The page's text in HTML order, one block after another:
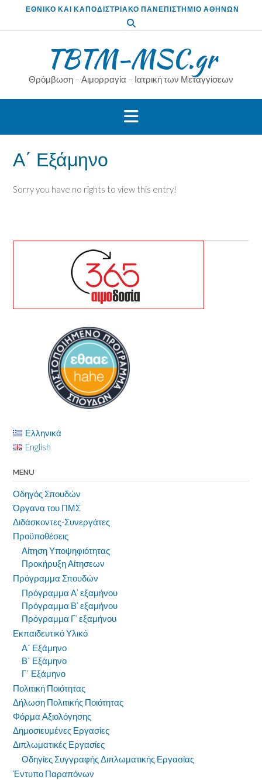
content
ΕΘΝΙΚΟ ΚΑΙ ΚΑΠΟΔΙΣΤΡΙΑΚΟ ΠΑΝΕΠΙΣΤΗΜΙΟ ΑΘΗΝΩΝ
TBTM-MSC.gr
Θρόμβωση – Αιμορραγία – Ιατρική των Μεταγγίσεων
Α΄ Εξάμηνο
Sorry you have no rights to view this entry!
Ελληνικά
English
MENU
Οδηγός Σπουδών
Όργανα του ΠΜΣ
Διδάσκοντες-Συνεργάτες
Προϋποθέσεις
Αίτηση Υποψηφιότητας
Προκήρυξη Αίτησεων
Πρόγραμμα Σπουδών
Πρόγραμμα Α’ εξαμήνου
Πρόγραμμα Β’ εξαμήνου
Πρόγραμμα Γ’ εξαμήνου
Εκπαιδευτικό Υλικό
Α΄ Εξάμηνο
Β΄ Εξάμηνο
Γ΄ Εξάμηνο
Πολιτική Ποιότητας
Δήλωση Πολιτικής Ποιότητας
Φόρμα Αξιολόγησης
Δημοσιευμένες Εργασίες
Διπλωματικές Εργασίες
Οδηγίες Συγγραφής Διπλωματικής Εργασίας
Έντυπο Παραπόνων